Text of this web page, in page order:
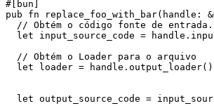
#[bun]
pub fn replace_foo_with_bar(handle :
  // Obtém o código fonte de entrada.
  let
input_source_code = handle .
  // Obtém o Loader para o arquivo
  let
loader = handle . output_loader
  let
output_source_code =